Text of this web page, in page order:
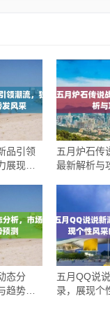
品引领
展现秀
五月炉石传
最新解析与
态分
趋势预
五月QQ说
录，展现个